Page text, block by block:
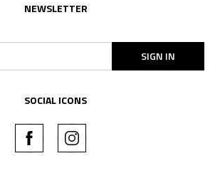
NEWSLETTER
SIGN IN
SOCIAL ICONS